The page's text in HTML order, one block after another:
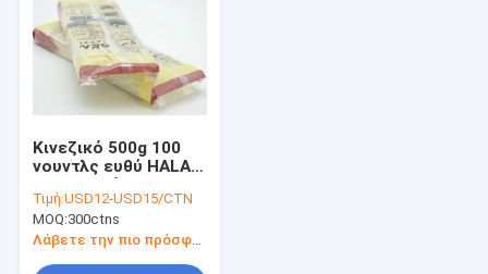
Κατεψυγμένα φασόλια edamame
Ξηρό μανιτάρι Shiitake
Κονσερβοποιημένα λαχανικά φρούτων
Εξυπηρετώντας εργαλεία τροφίμων
Σούσια που κάνουν καθορισμένα
Κινεζικό 500g 100
νουντλς ευθύ HALAL
τοις εκατό
επικυρωμένα
Τιμή:USD12-USD15/CTN
MOQ:300ctns
Λάβετε την πιο πρόσφατη τιμή